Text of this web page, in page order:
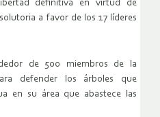
definitiva en virtud de
a favor de los 17 líderes
de 500 miembros de la
defender los árboles que
en su área que abastece las